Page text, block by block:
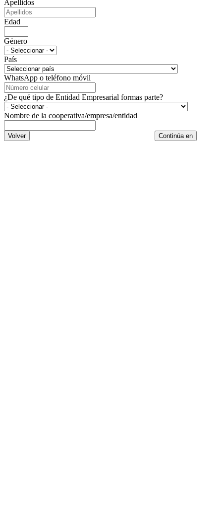
Apellidos
Edad
Género
País
WhatsApp o teléfono móvil
¿De qué tipo de Entidad Empresarial formas parte?
Nombre de la cooperativa/empresa/entidad
Volver Continúa en